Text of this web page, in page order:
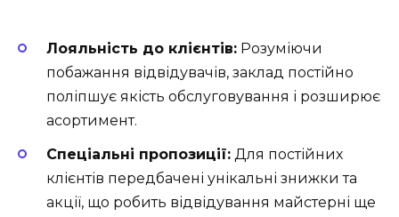
Лояльність до клієнтів: Розуміючи
побажання відвідувачів, заклад постійно
поліпшує якість обслуговування і розширює
асортимент.
Спеціальні пропозиції: Для постійних
клієнтів передбачені унікальні знижки та
акції, що робить відвідування майстерні ще